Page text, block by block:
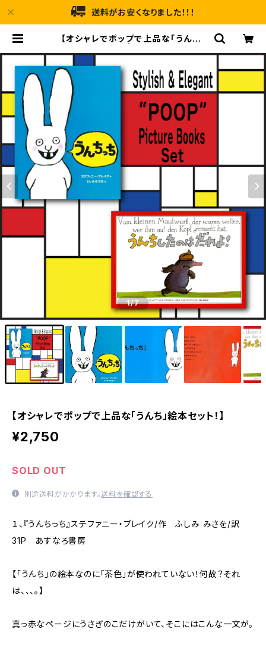
送料がお安くなりました！！！
【オシャレでポップで上品な「うんち」
1/7
【オシャレでポップで上品な「うんち」絵本セット！】
¥2,750
SOLD OUT
別途送料がかかります。送料を確認する
１、『うんちっち』ステファニー・ブレイク/作 ふしみ みさを/訳
31P あすなろ書房
【「うんち」の絵本なのに「茶色」が使われていない！何故？それ
は、、、。】
真っ赤なページにうさぎのこだけがいて、そこにはこんな一文が。